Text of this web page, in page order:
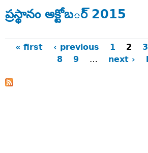
ప్రస్థానం అక్టోబర్‌్‌ 2015
« first ‹ previous 1 2 3
8
9 … next ›